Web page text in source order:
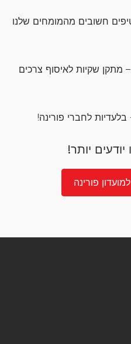
חשובים מהמומחים שלנו
מתקן שקיות לאיסוף צרכים
לחברי פורינה!
יותר!
פורינה